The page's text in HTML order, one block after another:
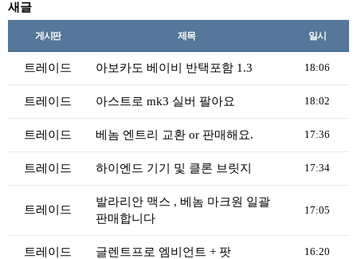
나눔이벤트
자유게시판
질문답변
액상
레시피
팁앤가이드
새글
게시판 제목 일시
트레이드 아보카도 베이비 반택포함 1.3 18:06
트레이드 아스트로 mk3 실버 팔아요 18:02
트레이드 베놈 엔트리 교환 or 판매해요. 17:36
트레이드 하이엔드 기기 및 클론 브릿지 17:34
트레이드
발라리안 맥스 , 베놈 마크원 일괄
판매합니다
17:05
트레이드 글렌트프로 엠비언트 + 팟 16:20